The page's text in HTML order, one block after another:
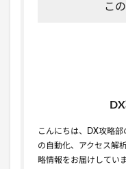
こ
こんにちは、DX攻略
の自動化、アクセス解
略情報をお届けしてい